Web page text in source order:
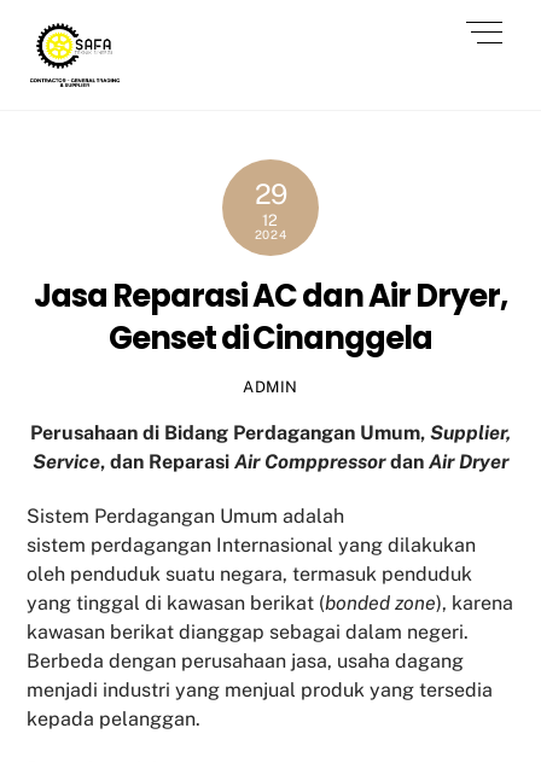
content
29
12
2024
Jasa Reparasi AC dan Air Dryer,
Genset di Cinanggela
ADMIN
Perusahaan di Bidang Perdagangan Umum, Supplier,
Service, dan Reparasi Air Comppressordan Air Dryer
Sistem Perdagangan Umum adalah
sistem perdagangan Internasional yang dilakukan
oleh penduduk suatu negara, termasuk penduduk
yang tinggal di kawasan berikat (bonded zone), karena
kawasan berikat dianggap sebagai dalam negeri.
Berbeda dengan perusahaan jasa, usaha dagang
menjadi industri yang menjual produk yang tersedia
kepada pelanggan.